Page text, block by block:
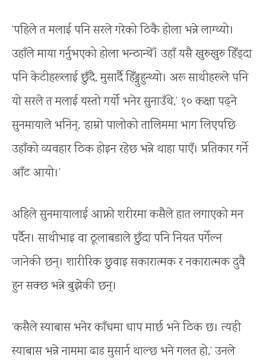
‘पहिले त मलाई पनि सरले गरेको ठिकै होला भन्ने लाग्थ्यो।
उहाँले माया गर्नुभएको होला भन्ठान्थेँ। उहाँ यसै खुरुखुरु हिँड्दा
पनि केटीहरूलाई छुँदै, मुसार्दै हिँड्नुहुन्थ्यो। अरू साथीहरूले पनि
यो सरले त मलाई यस्तो गर्यो भनेर सुनाउँथे,’ १० कक्षा पढ्ने
सुनमायाले भनिन्, ‘हाम्रो पालोको तालिममा भाग लिएपछि
उहाँको व्यवहार ठिक होइन रहेछ भन्ने थाहा पाएँ। प्रतिकार गर्ने
आँट आयो।’
अहिले सुनमायालाई आफ्नो शरीरमा कसैले हात लगाएको मन
पर्दैन। साथीभाइ वा ठूलाबडाले छुँदा पनि नियत पर्गेल्न
जानेकी छन्। शारीरिक छुवाइ सकारात्मक र नकारात्मक दुवै
हुन सक्छ भन्ने बुझेकी छन्।
‘कसैले स्याबास भनेर काँधमा धाप मार्छ भने ठिक छ। त्यही
स्याबास भन्ने नाममा ढाड मुसार्न थाल्छ भने गलत हो,’ उनले